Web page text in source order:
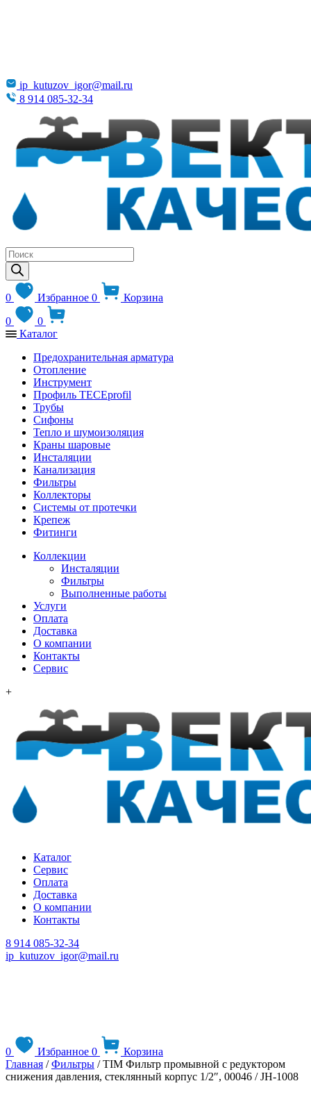
ip_kutuzov_igor@mail.ru
8 914 085-32-34
Поиск
товаров
0 Избранное 0
Корзина
0
0
Каталог
Предохранительная арматура
Отопление
Инструмент
Профиль TECEprofil
Трубы
Сифоны
Тепло и шумоизоляция
Краны шаровые
Инсталяции
Канализация
Фильтры
Коллекторы
Системы от протечки
Крепеж
Фитинги
Коллекции
Инсталяции
Фильтры
Выполненные работы
Услуги
Оплата
Доставка
О компании
Контакты
Сервис
+
Каталог
Сервис
Оплата
Доставка
О компании
Контакты
8 914 085-32-34
ip_kutuzov_igor@mail.ru
0 Избранное 0
Корзина
Главная /Фильтры / TIM Фильтр промывной с редуктором
снижения давления, стеклянный корпус 1/2″, 00046 / JH-1008